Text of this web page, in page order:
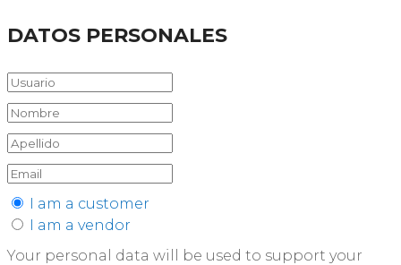
DATOS PERSONALES
I am a customer
I am a vendor
Your personal data will be used to support your